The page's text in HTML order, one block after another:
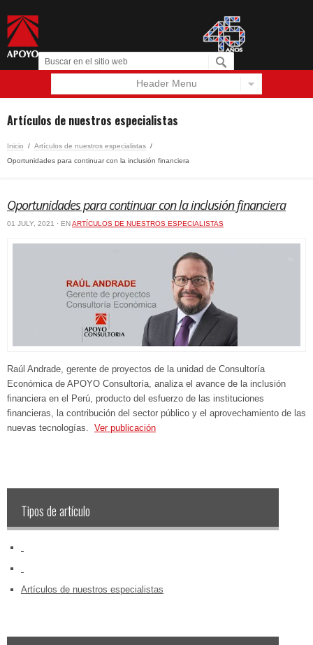
Header Menu
Artículos de nuestros especialistas
Inicio / Artículos de nuestros especialistas /
Oportunidades para continuar con la inclusión financiera
Oportunidades para continuar con la inclusión financiera
01 JULY, 2021 · ENARTÍCULOS DE NUESTROS ESPECIALISTAS
Raúl Andrade, gerente de proyectos de la unidad de Consultoría
Económica de APOYO Consultoría, analiza el avance de la inclusión
financiera en el Perú, producto del esfuerzo de las instituciones
financieras, la contribución del sector público y el aprovechamiento de las
nuevas tecnologías. Ver publicación
Tipos de artículo
Artículos de nuestros especialistas